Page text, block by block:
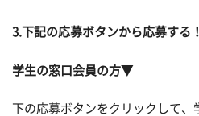
3.下記の応募ボタンから応募する！
学生の窓口会員の方▼
下の応募ボタンをクリックして、